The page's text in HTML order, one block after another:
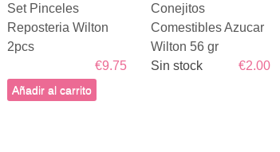
Set Pinceles
Reposteria Wilton
2pcs
€9.75
Añadir al carrito
Conejitos
Comestibles Azucar
Wilton 56 gr
€2.00
Sin stock